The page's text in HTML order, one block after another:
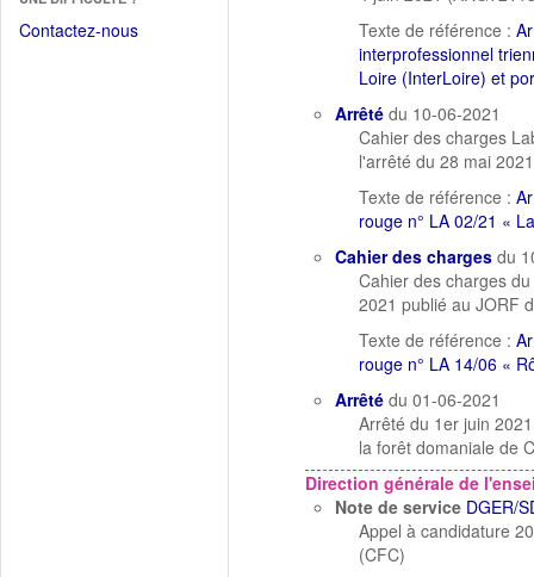
nouvelle
Contactez-nous
Texte de référence :
interprofessionnel
Loire (InterLoire) et
Arrêté du 10-06-2021
Cahier des charges
l'arrêté du 28 mai
Texte de référence :
rouge n° LA 02/21 «
Cahier des charges du
Cahier des charges
2021 publié au JORF
Texte de référence :
rouge n° LA 14/06 «
Arrêté du 01-06-2021
Arrêté du 1er juin
la forêt domaniale de
Direction générale de
Note de service DGER/
Appel à candidature
(CFC)